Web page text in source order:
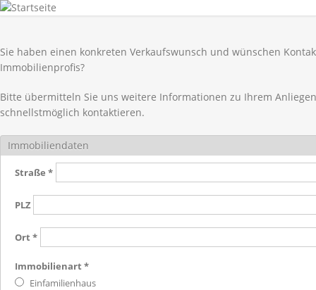
Sie haben einen konkreten Verkaufswunsch und wünschen
Immobilienprofis?
Bitte übermitteln Sie uns weitere Informationen zu Ihrem
schnellstmöglich kontaktieren.
Immobiliendaten
Straße *
PLZ
Ort *
Immobilienart *
Einfamilienhaus